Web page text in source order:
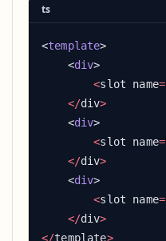
ts
<template
    <
div
        <
slot name=
    </
div
    <
div
        <
slot name=
    </
div
    <
div
        <
slot name=
    </
div
</template >